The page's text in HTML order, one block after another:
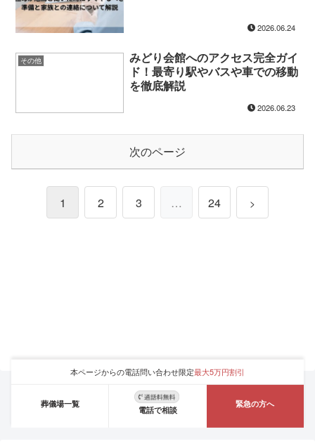
2026.06.24
その他
みどり会館へのアクセス完全ガイ
ド！最寄り駅やバスや車での移動
を徹底解説
2026.06.23
次のページ
1 2 3 … 24 >
本ページからの電話問い合わせ限定最大5万円割引
葬儀場一覧
電話で相談
緊急の方へ